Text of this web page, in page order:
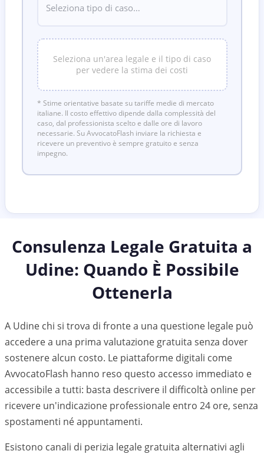
Seleziona un'area legale e il tipo di caso
per vedere la stima dei costi
* Stime orientative basate su tariffe medie di mercato
italiane. Il costo effettivo dipende dalla complessità del
caso, dal professionista scelto e dalle ore di lavoro
necessarie. Su AvvocatoFlash inviare la richiesta e
ricevere un preventivo è sempre gratuito e senza
impegno.
Consulenza Legale Gratuita a
Udine: Quando È Possibile
Ottenerla
A Udine chi si trova di fronte a una questione legale può
accedere a una prima valutazione gratuita senza dover
sostenere alcun costo. Le piattaforme digitali come
AvvocatoFlash hanno reso questo accesso immediato e
accessibile a tutti: basta descrivere il difficoltà online per
ricevere un'indicazione professionale entro 24 ore, senza
spostamenti né appuntamenti.
Esistono canali di perizia legale gratuita alternativi agli